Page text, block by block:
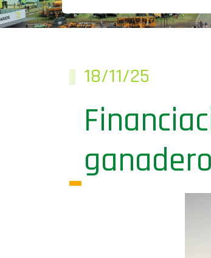
18/11/25
ganadero